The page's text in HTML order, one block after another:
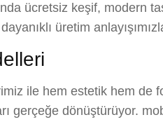
ücretsiz keşif, modern
üretim
ile hem estetik hem
gerçeğe dönüştürüyor.